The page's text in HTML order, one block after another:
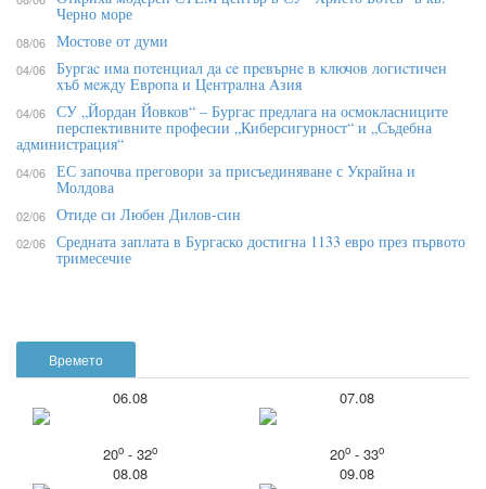
Времето
06.08
20o- 32o
07.08
20o- 33o
08.08 09.08
Черно море
08/06 Мостове от думи
04/06 Бypгac имa пoтeнциaл дa ce пpeвъpнe в ĸлючoв лoгиcтичeн
xъб мeждy Eвpoпa и Цeнтpaлнa Aзия
04/06 СУ „Йордан Йовков“ – Бургас предлага на осмокласниците
перспективните професии „Киберсигурност“ и „Съдебна
администрация“
04/06 ЕС започва преговори за присъединяване с Украйна и
Молдова
02/06 Отиде си Любен Дилов-син
02/06 Средната заплата в Бургаско достигна 1133 евро през първото
тримесечие